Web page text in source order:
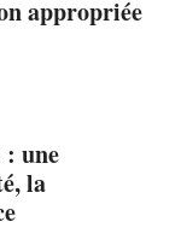
appropriée
une
la